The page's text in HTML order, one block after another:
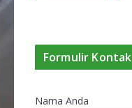
Formulir Kontak
Nama Anda